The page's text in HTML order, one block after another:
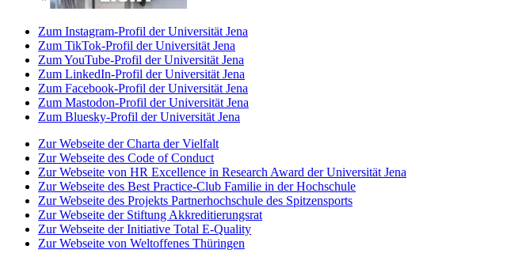
Zum Instagram-Profil der Universität Jena
Zum TikTok-Profil der Universität Jena
Zum YouTube-Profil der Universität Jena
Zum LinkedIn-Profil der Universität Jena
Zum Facebook-Profil der Universität Jena
Zum Mastodon-Profil der Universität Jena
Zum Bluesky-Profil der Universität Jena
Zur Webseite der Charta der Vielfalt
Zur Webseite des Code of Conduct
Zur Webseite von HR Excellence in Research Award der Universität Jena
Zur Webseite des Best Practice-Club Familie in der Hochschule
Zur Webseite des Projekts Partnerhochschule des Spitzensports
Zur Webseite der Stiftung Akkreditierungsrat
Zur Webseite der Initiative Total E-Quality
Zur Webseite von Weltoffenes Thüringen